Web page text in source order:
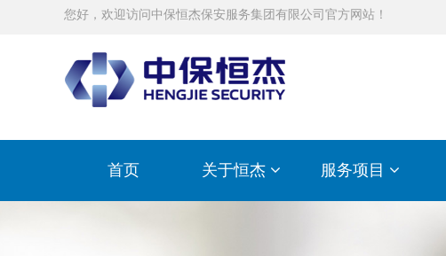
首页 关于恒杰 服务项目
您好，欢迎访问中保恒杰保安服务集团有限公司官方网站！